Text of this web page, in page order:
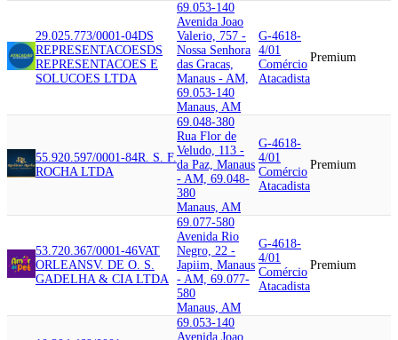
29.025.773/0001-04DS
REPRESENTACOESDS
REPRESENTACOES E
SOLUCOES LTDA
69.053-140
Avenida Joao
Valerio, 757 -
Nossa Senhora
das Gracas,
Manaus - AM,
69.053-140
Manaus, AM
G-4618-
4/01
Comércio
Atacadista
Premium
55.920.597/0001-84R. S. F.
ROCHA LTDA
69.048-380
Rua Flor de
Veludo, 113 -
da Paz, Manaus
- AM, 69.048-
380
Manaus, AM
G-4618-
4/01
Comércio
Atacadista
Premium
53.720.367/0001-46VAT
ORLEANSV. DE O. S.
GADELHA & CIA LTDA
69.077-580
Avenida Rio
Negro, 22 -
Japiim, Manaus
- AM, 69.077-
580
Manaus, AM
G-4618-
4/01
Comércio
Atacadista
Premium
69.053-140
Avenida Joao